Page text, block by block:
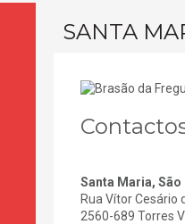
SANTA
Santa Maria,
Rua Vítor Cesário
2560-689 Torres